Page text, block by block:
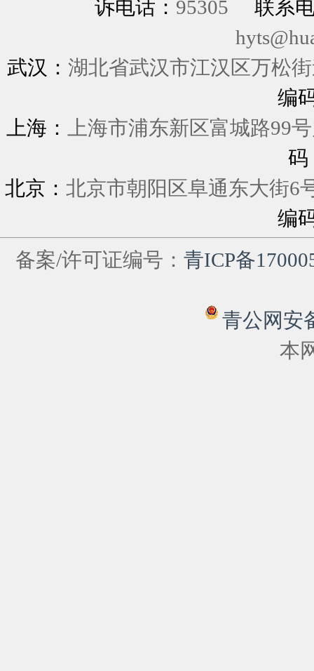
诉电话： 95305
联系
武汉： 湖北省武汉市江汉区万松
编
上海：
上海市浦东新区富
码
北京： 北京市朝阳区阜通东大
编
备案/许可证编号： 青ICP备
青公网安
本